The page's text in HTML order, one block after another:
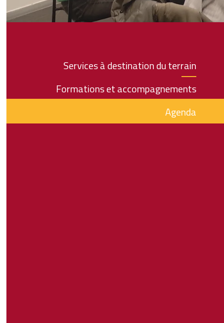
Services à destination du terrain
Formations et accompagnements
Agenda